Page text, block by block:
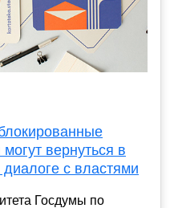
вернуться в
с властями
Госдумы по